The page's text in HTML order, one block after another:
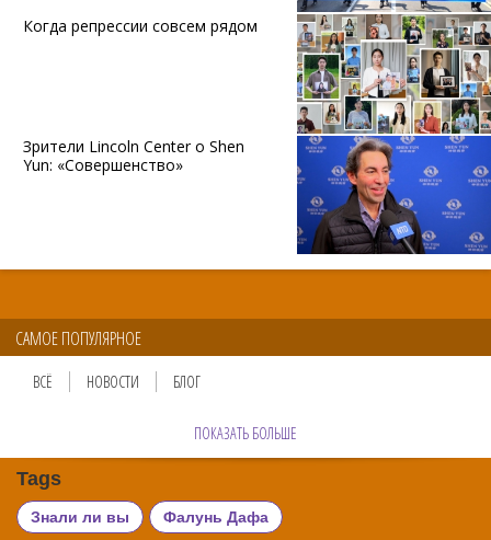
Когда репрессии совсем рядом
Зрители Lincoln Center о Shen
Yun: «Совершенство»
САМОЕ ПОПУЛЯРНОЕ
ВСЁ НОВОСТИ БЛОГ
ПОКАЗАТЬ БОЛЬШЕ
Tags
Знали ли вы Фалунь Дафа